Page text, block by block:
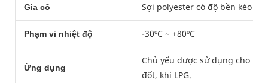
Gia cố Sợi polyester có độ bền kéo
Phạm vi nhiệt độ -30ºC ~ +80ºC
Ứng dụng
Chủ yếu được sử dụng cho
đốt, khí LPG.